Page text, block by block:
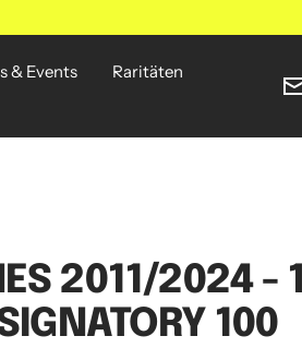
& Events
Raritäten
2011/2024 -
100